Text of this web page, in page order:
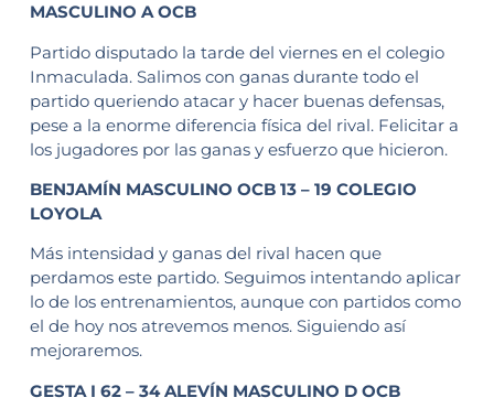
MASCULINO A OCB
Partido disputado la tarde del viernes en el colegio
Inmaculada. Salimos con ganas durante todo el
partido queriendo atacar y hacer buenas defensas,
pese a la enorme diferencia física del rival. Felicitar a
los jugadores por las ganas y esfuerzo que hicieron.
BENJAMÍN MASCULINO OCB 13 – 19 COLEGIO
LOYOLA
Más intensidad y ganas del rival hacen que
perdamos este partido. Seguimos intentando aplicar
lo de los entrenamientos, aunque con partidos como
el de hoy nos atrevemos menos. Siguiendo así
mejoraremos.
GESTA I 62 – 34 ALEVÍN MASCULINO D OCB